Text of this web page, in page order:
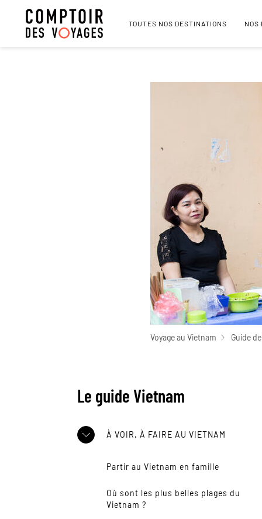
TOUTES NOS DESTINATIONS NOS
Voyage au Vietnam Guide
Le guide Vietnam
À VOIR, À FAIRE AU VIETNAM
Partir au Vietnam en famille
Où sont les plus belles plages du
Vietnam ?